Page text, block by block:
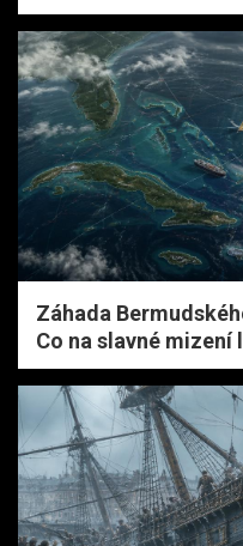
Záhada
Co na slavné